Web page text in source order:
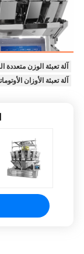
آلة تعبئة الوزن متعددة الرؤوس 50
آلة تعبئة الأوزان الأوتوماتيكية